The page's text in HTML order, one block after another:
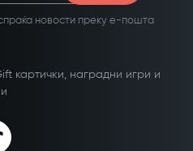
новости преку е-пошта
картички, наградни игри и